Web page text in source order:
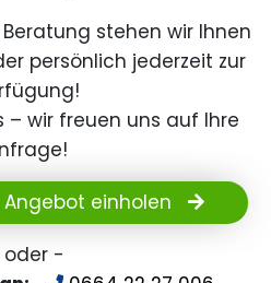
stehen wir Ihnen
persönlich jederzeit zur
– wir freuen uns auf Ihre
einholen
-